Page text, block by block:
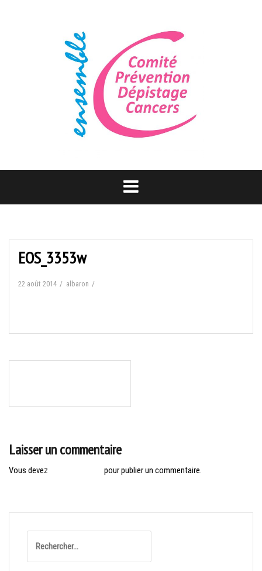
EOS_3353w
22 août 2014 albaron
l’article
Laisser un commentaire
Vous devez pour publier un commentaire.